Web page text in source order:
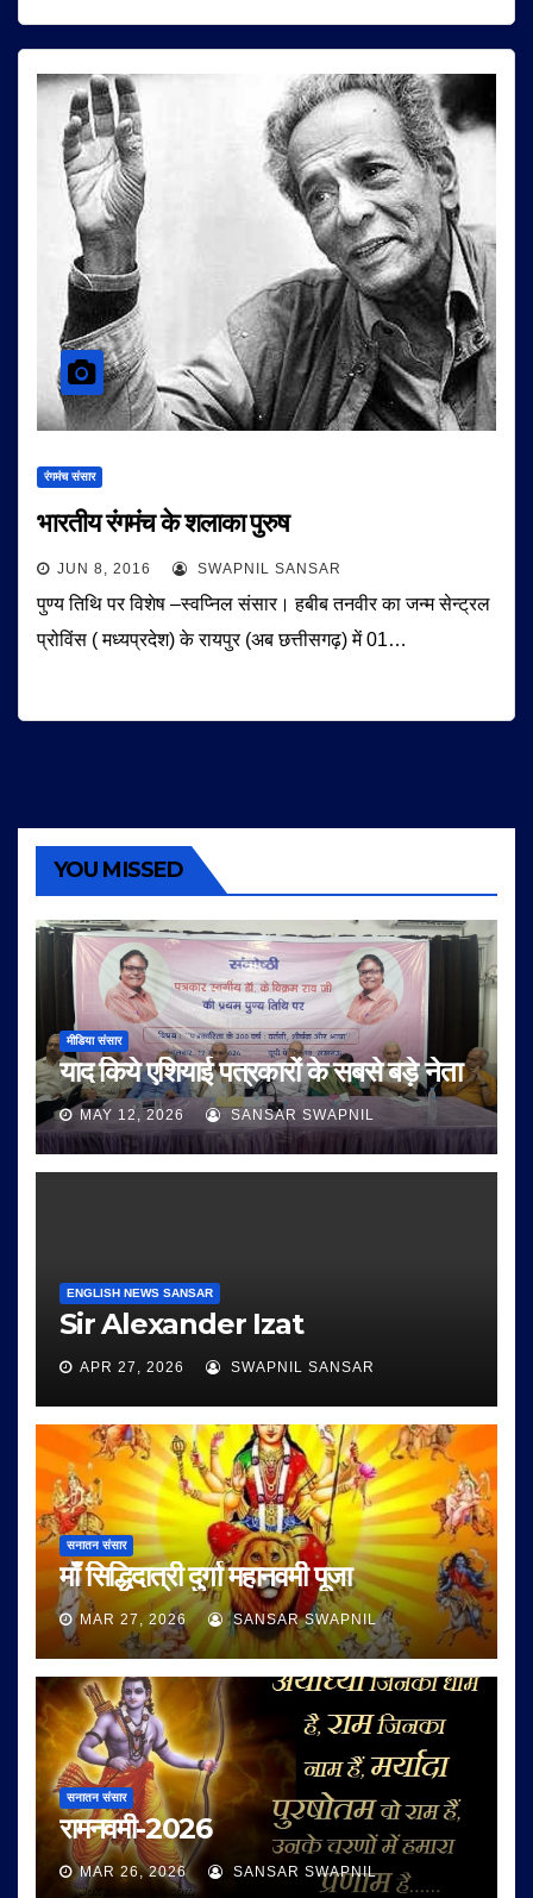
रंगमंच संसार
भारतीय रंगमंच के शलाका पुरुष
JUN 8, 2016 SWAPNIL SANSAR
पुण्य तिथि पर विशेष –स्वप्निल संसार। हबीब तनवीर का जन्म सेन्ट्रल
प्रोविंस ( मध्यप्रदेश) के रायपुर (अब छत्तीसगढ़) में 01…
YOU MISSED
मीडिया संसार
याद किये एशियाई पत्रकारों के सबसे बड़े नेता
MAY 12, 2026 SANSAR SWAPNIL
ENGLISH NEWS SANSAR
Sir Alexander Izat
APR 27, 2026 SWAPNIL SANSAR
सनातन संसार
माँ सिद्धिदात्री दुर्गा महानवमी पूजा
MAR 27, 2026 SANSAR SWAPNIL
सनातन संसार
रामनवमी-2026
MAR 26, 2026 SANSAR SWAPNIL